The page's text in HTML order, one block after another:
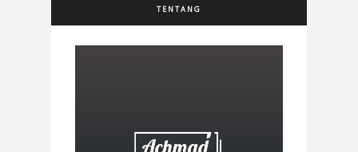
TENTANG